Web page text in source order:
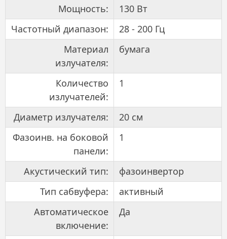
Мощность:
130 Вт
Частотный диапазон:
28 - 200 Гц
Материал
излучателя:
бумага
Количество
излучателей:
1
Диаметр излучателя:
20 см
Фазоинв. на боковой
панели:
1
Акустический тип:
фазоинвертор
Тип сабвуфера:
активный
Автоматическое
включение:
Да